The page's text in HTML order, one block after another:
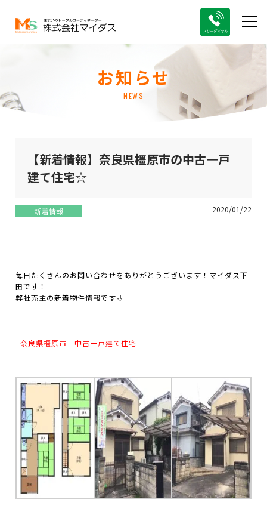
お知らせ
NEWS
【新着情報】奈良県橿原市の中古一戸
建て住宅☆
新着情報 2020/01/22
毎日たくさんのお問い合わせをありがとうございます！マイダス下
田です！
弊社売主の新着物件情報です⇩
奈良県橿原市 中古一戸建て住宅